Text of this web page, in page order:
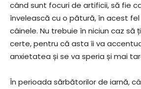
când sunt focuri de artificii, să fie
învelească cu o pătură, în acest
câinele. Nu trebuie în niciun caz să
certe, pentru că asta îi va
anxietatea și se va speria și mai
În perioada sărbătorilor de iarnă,